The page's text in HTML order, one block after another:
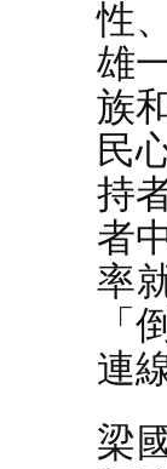
性
雄
族
民
持
者
率
「
連
梁